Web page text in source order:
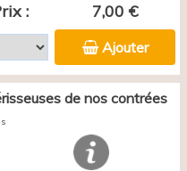
: 7,00 €
Ajouter
de nos contrées